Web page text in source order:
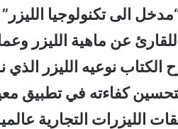
الى تكنولوجيا الليزر”
عن ماهية الليزر
الكتاب نوعيه الليزر
كفاءته في تطبيق
الليزرات التجارية